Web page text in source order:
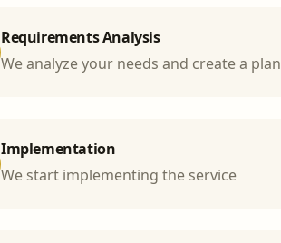
Requirements Analysis
We analyze your needs and create a plan
Implementation
We start implementing the service